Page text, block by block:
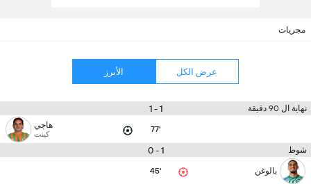
مجريات
عرض الكل الأبرز
نهاية ال 90 دقيقة 1 - 1
77' هاجي
كينت
شوط 1 - 0
بالوغن 45'